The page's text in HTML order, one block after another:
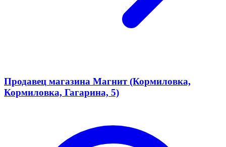
Продавец магазина Магнит (Кормиловка,
Кормиловка, Гагарина, 5)